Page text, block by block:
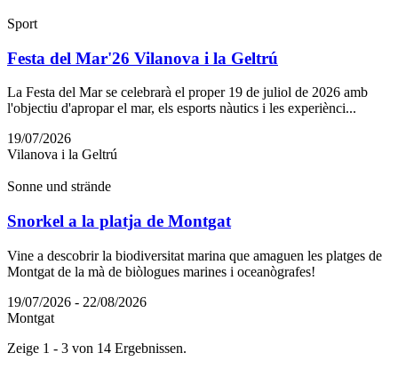
Sport
Festa del Mar'26 Vilanova i la Geltrú
La Festa del Mar se celebrarà el proper 19 de juliol de 2026 amb
l'objectiu d'apropar el mar, els esports nàutics i les experiènci...
19/07/2026
Vilanova i la Geltrú
Sonne und strände
Snorkel a la platja de Montgat
Vine a descobrir la biodiversitat marina que amaguen les platges de
Montgat de la mà de biòlogues marines i oceanògrafes!
19/07/2026 - 22/08/2026
Montgat
Zeige 1 - 3 von 14 Ergebnissen.